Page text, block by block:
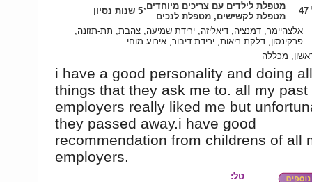
מטפלת לילדים עם צריכים מיוחדים,
מטפלת לקשישים, מטפלת לנכים
5 שנות נסיון
אלצהיימר, דמנציה, דיאליזה, ירידת שמיעה, צהבת, תת-תזונה,
פרקינסון, דלקת ריאות, ירידת דיבור, אירוע מוחי
מכללה
i have a good personality and doing
things that they ask me to. all my past
employers really liked me but
they passed away.i have good
recommendation from childrens of all
employers.
טל: